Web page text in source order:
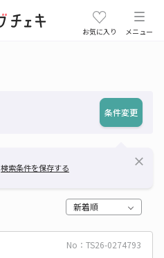
お気に入り メニュー
条件変更
検索条件を保存する close
新着順
No：TS26-0274793